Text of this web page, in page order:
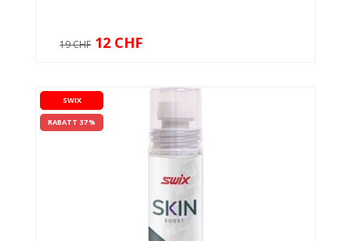
19 CHF 12 CHF
SWIX
RABATT 37 %